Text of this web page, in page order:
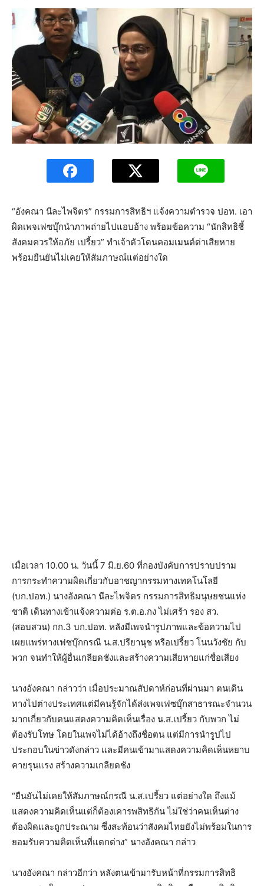
“อังคณา นีละไพจิตร” กรรมการสิทธิฯ แจ้งความตำรวจ ปอท. เอา
ผิดเพจเฟซบุ๊กนำภาพถ่ายไปแอบอ้าง พร้อมข้อความ “นักสิทธิชี้
สังคมควรให้อภัย เปรี้ยว” ทำเจ้าตัวโดนคอมเมนต์ด่าเสียหาย
พร้อมยืนยันไม่เคยให้สัมภาษณ์แต่อย่างใด
เมื่อเวลา 10.00 น. วันนี้ 7 มิ.ย.60 ที่กองบังคับการปราบปราม
การกระทำความผิดเกี่ยวกับอาชญากรรมทางเทคโนโลยี
(บก.ปอท.) นางอังคณา นีละไพจิตร กรรมการสิทธิมนุษยชนแห่ง
ชาติ เดินทางเข้าแจ้งความต่อ ร.ต.อ.กง ไม่เศร้า รอง สว.
(สอบสวน) กก.3 บก.ปอท. หลังมีเพจนำรูปภาพและข้อความไป
เผยแพร่ทางเฟซบุ๊กกรณี น.ส.ปรียานุช หรือเปรี้ยว โนนวังชัย กับ
พวก จนทำให้ผู้อื่นเกลียดชังและสร้างความเสียหายแก่ชื่อเสียง
นางอังคณา กล่าวว่า เมื่อประมาณสัปดาห์ก่อนที่ผ่านมา ตนเดิน
ทางไปต่างประเทศแต่มีคนรู้จักได้ส่งเพจเฟซบุ๊กสาธารณะจำนวน
มากเกี่ยวกับตนแสดงความคิดเห็นเรื่อง น.ส.เปรี้ยว กับพวก ไม่
ต้องรับโทษ โดยในเพจไม่ได้อ้างถึงชื่อตน แต่มีการนำรูปไป
ประกอบในข่าวดังกล่าว และมีคนเข้ามาแสดงความคิดเห็นหยาบ
คายรุนแรง สร้างความเกลียดชัง
“ยืนยันไม่เคยให้สัมภาษณ์กรณี น.ส.เปรี้ยว แต่อย่างใด ถึงแม้
แสดงความคิดเห็นแต่ก็ต้องเคารพสิทธิกัน ไม่ใช่ว่าคนเห็นต่าง
ต้องผิดและถูกประณาม ซึ่งสะท้อนว่าสังคมไทยยังไม่พร้อมในการ
ยอมรับความคิดเห็นที่แตกต่าง” นางอังคณา กล่าว
นางอังคณา กล่าวอีกว่า หลังตนเข้ามารับหน้าที่กรรมการสิทธิ